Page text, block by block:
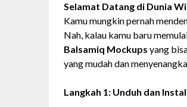
Selamat Datang di Dunia
Kamu mungkin pernah
Nah, kalau kamu baru
Balsamiq Mockups yang
yang mudah dan
Langkah 1: Unduh dan